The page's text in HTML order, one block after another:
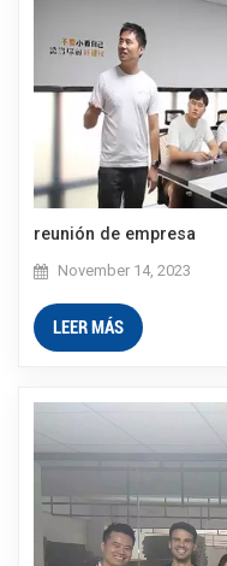
reunión de empresa
November 14, 2023
LEER MÁS